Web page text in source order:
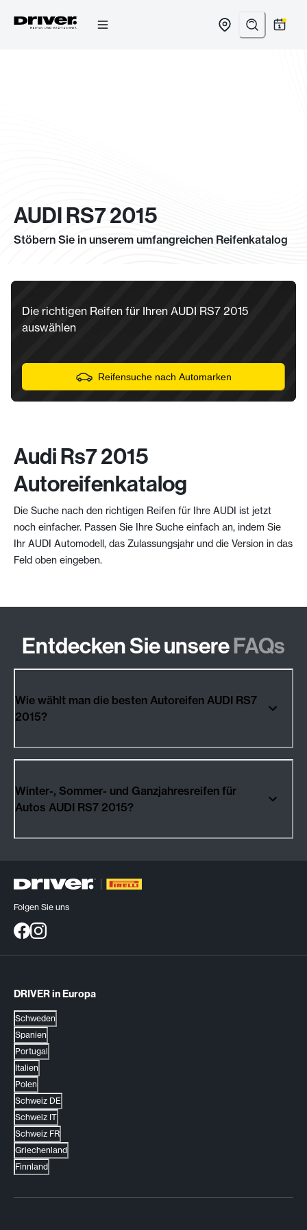
AUDI RS7 2015
Stöbern Sie in unserem umfangreichen Reifenkatalog
Die richtigen Reifen für Ihren AUDI RS7 2015
auswählen
Reifensuche nach Automarken
Audi Rs7 2015
Autoreifenkatalog
Die Suche nach den richtigen Reifen für Ihre AUDI ist jetzt
noch einfacher. Passen Sie Ihre Suche einfach an, indem Sie
Ihr AUDI Automodell, das Zulassungsjahr und die Version in das
Feld oben eingeben.
Entdecken Sie unsereFAQs
Wie wählt man die besten Autoreifen AUDI RS7
2015?
Winter-, Sommer- und Ganzjahresreifen für
Autos AUDI RS7 2015?
Folgen Sie uns
DRIVER in Europa
Schweden
Spanien
Portugal
Italien
Polen
Schweiz DE
Schweiz IT
Schweiz FR
Griechenland
Finnland